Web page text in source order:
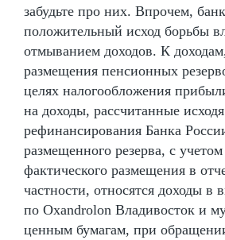
забудьте про них. Впрочем,
положительный исход борьбы
отмыванием доходов. К
размещения пенсионных
целях налогообложения
на доходы, рассчитанные
рефинансирования Банка
размещенного резерва, с
фактического размещения в
частности, относятся доходы в
по Oxandrolon Владивосток и
ценным бумагам, при